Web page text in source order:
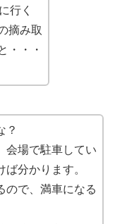
行く
摘み取
・・・
？
会場で駐車してい
分かります。
ので、満車になる